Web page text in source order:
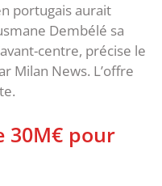
portugais aurait
Dembélé sa
centre, précise le
Milan News. L’offre
30M€ pour